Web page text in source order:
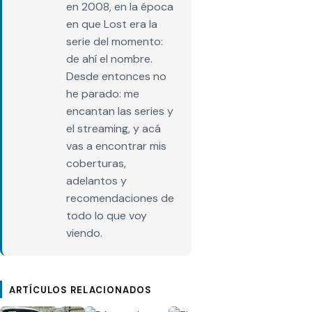
en 2008, en la época
en que Lost era la
serie del momento:
de ahí el nombre.
Desde entonces no
he parado: me
encantan las series y
el streaming, y acá
vas a encontrar mis
coberturas,
adelantos y
recomendaciones de
todo lo que voy
viendo.
ARTÍCULOS RELACIONADOS